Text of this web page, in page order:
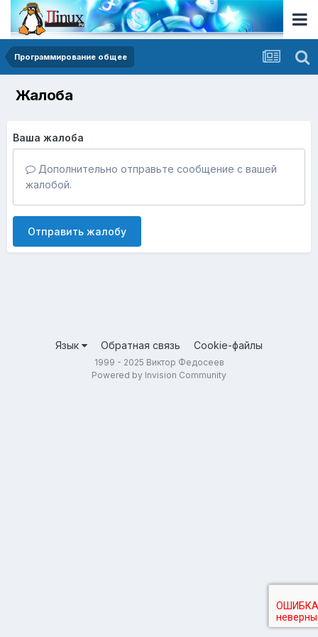
Программирование общее
Жалоба
Ваша жалоба
Дополнительно отправьте сообщение с вашей
жалобой.
Отправить жалобу
Язык Обратная связь Cookie-файлы
1999 - 2025 Виктор Федосеев
Powered by Invision Community